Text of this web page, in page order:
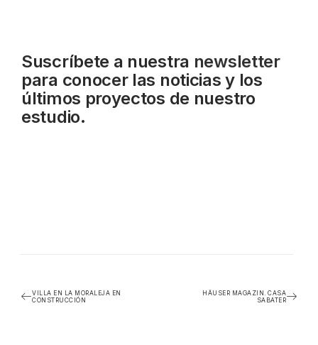
Suscríbete a nuestra newsletter
para conocer las noticias y los
últimos proyectos de nuestro
estudio.
VILLA EN LA MORALEJA EN
CONSTRUCCIÓN
HÄUSER MAGAZIN. CASA
SABATER